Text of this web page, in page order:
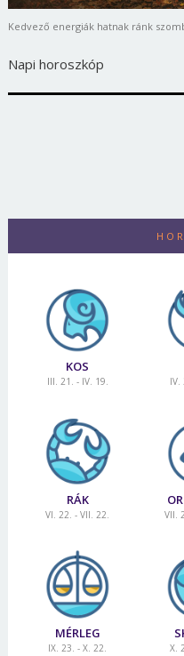
Kedvező energiák hatnak ránk
Napi horoszkóp
KOS
III. 21. - IV. 19. IV.
RÁK
VI. 22. - VII. 22. VII.
MÉRLEG
IX. 23. - X. 22. X.